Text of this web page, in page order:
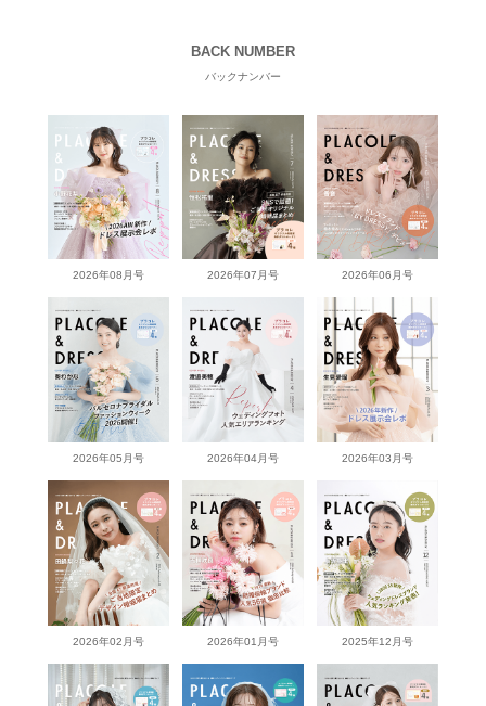
BACK NUMBER
バックナンバー
2026年08月号 2026年07月号 2026年06月号
2026年05月号 2026年04月号 2026年03月号
2026年02月号 2026年01月号 2025年12月号